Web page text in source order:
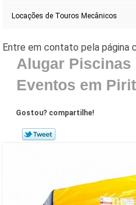
Locações de Touros Mecânicos
Alugar Piscinas
Eventos em
Gostou? compartilhe!